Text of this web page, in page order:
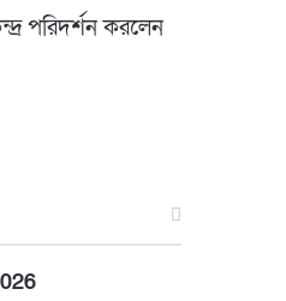
পরিদর্শন করলেন